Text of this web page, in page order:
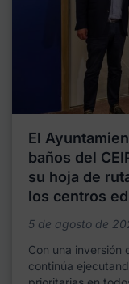
El
baños del
su hoja de
los centros
5 de agosto de
Con una inversión
continúa